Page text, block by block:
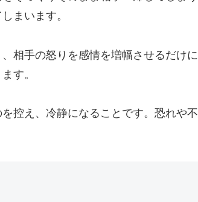
まいます。
相手の怒りを感情を増幅させるだけに
す。
控え、冷静になることです。恐れや不